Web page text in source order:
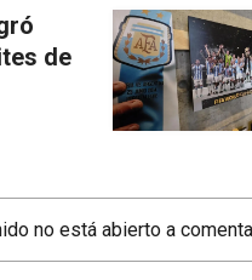
de
no está abierto a